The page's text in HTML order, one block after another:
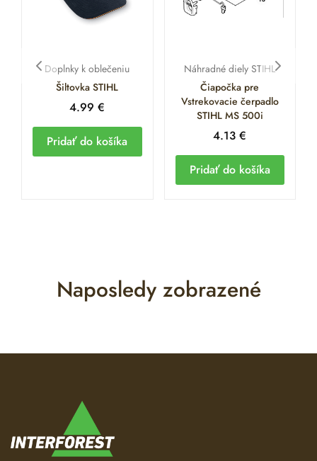
Doplnky k oblečeniu
Šiltovka STIHL
4.99€
Pridať do košíka
Náhradné diely STIHL
Čiapočka pre
Vstrekovacie čerpadlo
STIHL MS 500i
4.13€
Pridať do košíka
Naposledy zobrazené